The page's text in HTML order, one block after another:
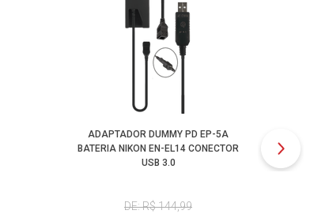
ADAPTADOR DUMMY PD EP-5A
BATERIA NIKON EN-EL14 CONECTOR
USB 3.0
DE: R$ 144,99